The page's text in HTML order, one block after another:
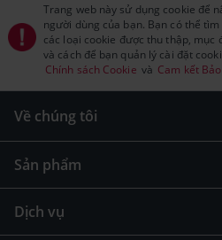
Trang web này sử dụng cookie để
người dùng của bạn. Bạn có thể
các loại cookie được thu thập, mục
và cách để bạn quản lý cài đặt
Chính sách Cookie và Cam kết
Về chúng tôi
Sản phẩm
Dịch vụ